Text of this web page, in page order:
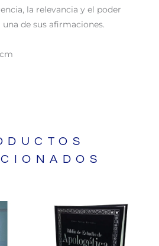
la relevancia y el poder
de sus afirmaciones.
cm